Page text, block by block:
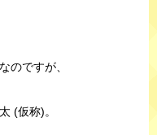
のですが、
(仮称)。